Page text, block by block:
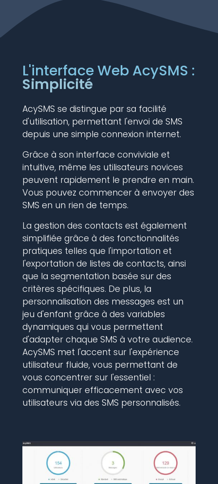
L'interface Web AcySMS :
Simplicité
AcySMS se distingue par sa facilité
d'utilisation, permettant l'envoi de SMS
depuis une simple connexion internet.
Grâce à son interface conviviale et
intuitive, même les utilisateurs novices
peuvent rapidement le prendre en main.
Vous pouvez commencer à envoyer des
SMS en un rien de temps.
La gestion des contacts est également
simplifiée grâce à des fonctionnalités
pratiques telles que l'importation et
l'exportation de listes de contacts, ainsi
que la segmentation basée sur des
critères spécifiques. De plus, la
personnalisation des messages est un
jeu d'enfant grâce à des variables
dynamiques qui vous permettent
d'adapter chaque SMS à votre audience.
AcySMS met l'accent sur l'expérience
utilisateur fluide, vous permettant de
vous concentrer sur l'essentiel :
communiquer efficacement avec vos
utilisateurs via des SMS personnalisés.